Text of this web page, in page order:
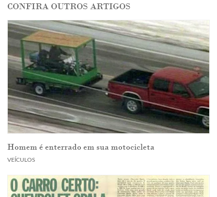
CONFIRA OUTROS ARTIGOS
Homem é enterrado em sua motocicleta
VEÍCULOS